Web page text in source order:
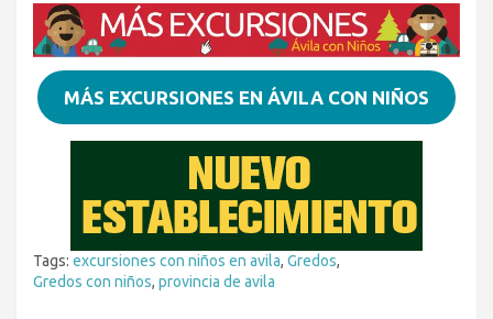
MÁS EXCURSIONES EN ÁVILA CON NIÑOS
Tags: excursiones con niños en avila, Gredos,
Gredos con niños, provincia de avila